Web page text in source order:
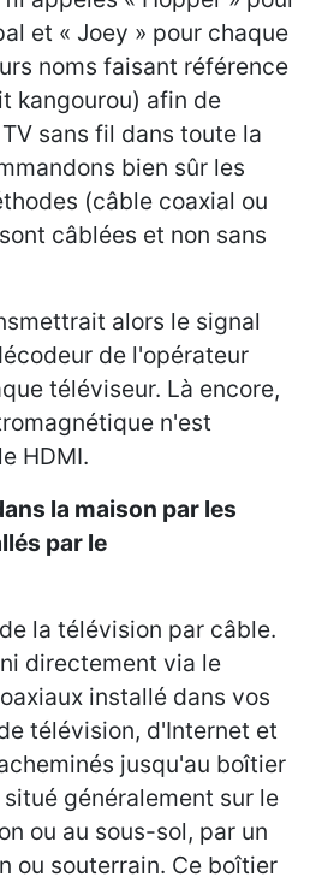
et « Joey » pour chaque
noms faisant référence
kangourou) afin de
sans fil dans toute la
bien sûr les
(câble coaxial ou
câblées et non sans
alors le signal
de l'opérateur
téléviseur. Là encore,
n'est
HDMI.
la maison par les
par le
la télévision par câble.
directement via le
installé dans vos
télévision, d'Internet et
jusqu'au boîtier
généralement sur le
ou au sous-sol, par un
ou souterrain. Ce boîtier